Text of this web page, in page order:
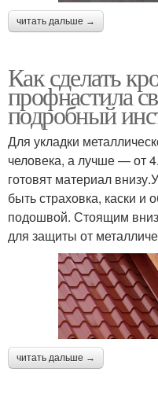
читать дальше →
Как сделать
профнастила
подробный
Для укладки
человека, а лучше — от
готовят материал
быть страховка, каски и
подошвой. Стоящим
для защиты от
читать дальше →